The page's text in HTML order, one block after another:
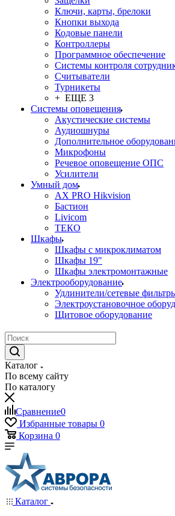
Ключи, карты, брелоки
Кнопки выхода
Кодовые панели
Контроллеры
Программное обеспечение
Системы контроля
Считыватели
Турникеты
+ ЕЩЕ 3
Системы оповещения
Акустические системы
Аудиошнуры
Дополнительное
Микрофоны
Речевое оповещение ОПС
Усилители
Умный дом
AX PRO Hikvision
Бастион
Livicom
ТЕКО
Шкафы
Шкафы с микроклиматом
Шкафы 19"
Шкафы электромонтажные
Электрооборудование
Удлинители/сетевые
Электроустановочное
Щитовое оборудование
Каталог
По всему сайту
По каталогу
Сравнение0
Избранные товары 0
Корзина 0
Каталог